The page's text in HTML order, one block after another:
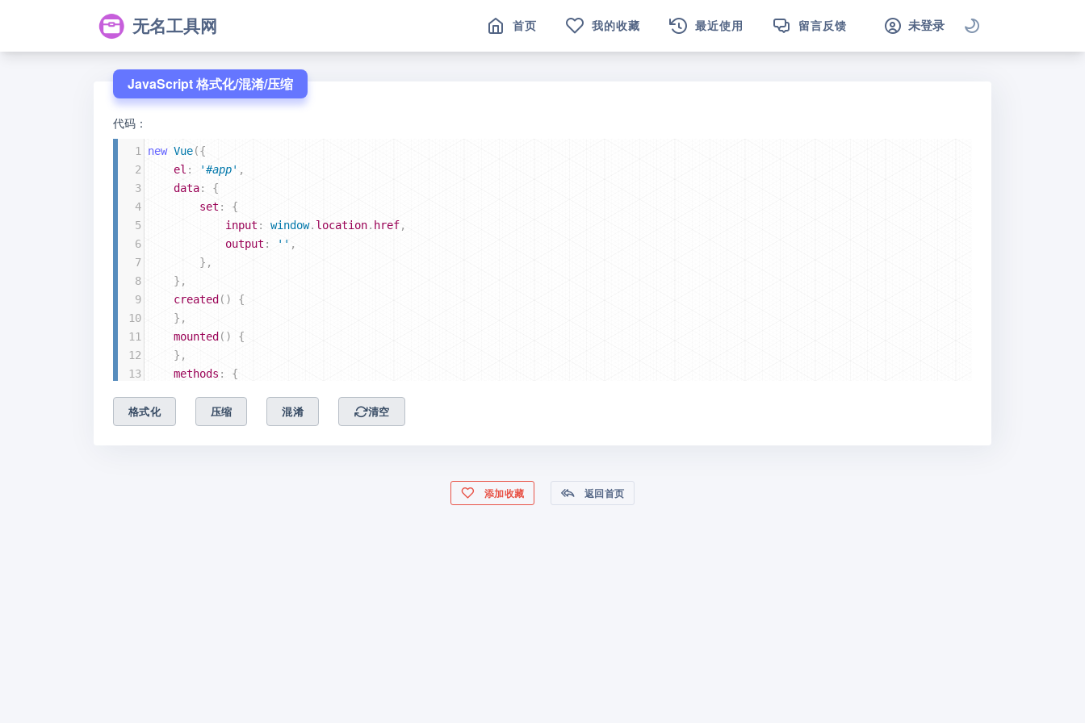
无名工具网 首页 我的收藏 最近使用 留言反馈 未登录
JavaScript 格式化/混淆/压缩
代码：
1 new Vue({
2
el : '#app' ,
3
data: {
4
set : {
5
input : window. location. href,
6
output : '' ,
7
},
8
},
9
created () {
10
},
11
mounted () {
12
},
13
methods : {
15 })
16
格式化 压缩 混淆 清空
添加收藏 返回首页